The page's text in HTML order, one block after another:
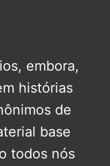
embora,
histórias
de
base
todos nós